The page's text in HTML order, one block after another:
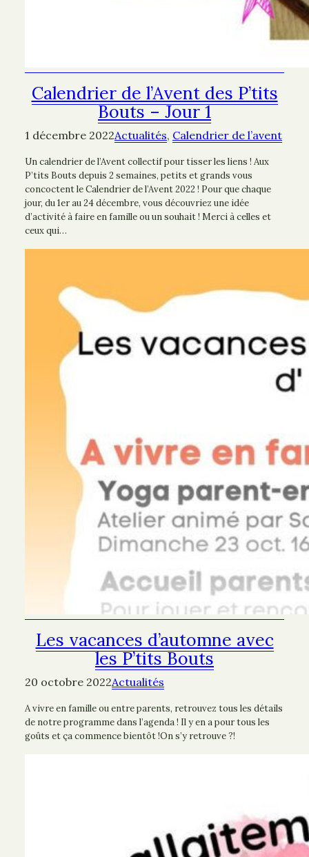
Calendrier de l’Avent des P’tits
Bouts – Jour 1
1 décembre 2022Actualités, Calendrier de l’avent
Un calendrier de l’Avent collectif pour tisser les liens ! Aux
P’tits Bouts depuis 2 semaines, petits et grands vous
concoctent le Calendrier de l’Avent 2022 ! Pour que chaque
jour, du 1er au 24 décembre, vous découvriez une idée
d’activité à faire en famille ou un souhait ! Merci à celles et
ceux qui…
Les vacances d’automne avec
les P’tits Bouts
20 octobre 2022Actualités
A vivre en famille ou entre parents, retrouvez tous les détails
de notre programme dans l’agenda ! Il y en a pour tous les
goûts et ça commence bientôt !On s’y retrouve ?!